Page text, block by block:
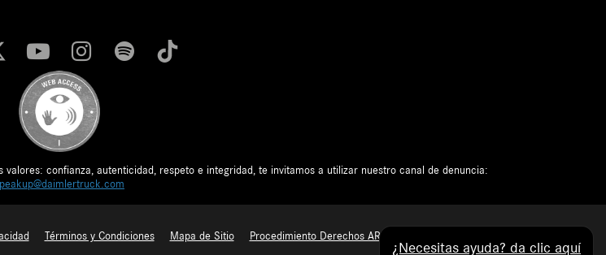
confianza, autenticidad, respeto e integridad, te invitamos a utilizar nuestro canal de denuncia:
Términos y Condiciones Mapa de Sitio Procedimiento Derechos ARCO
¿Necesitas ayuda? da clic aquí